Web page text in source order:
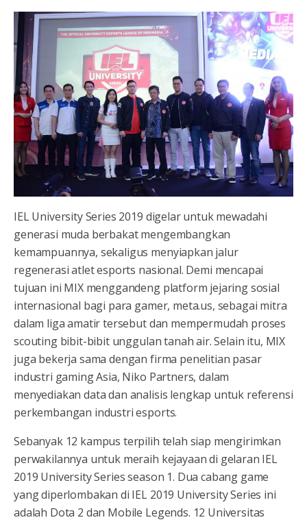
IEL University Series 2019 digelar untuk mewadahi
generasi muda berbakat mengembangkan
kemampuannya, sekaligus menyiapkan jalur
regenerasi atlet esports nasional. Demi mencapai
tujuan ini MIX menggandeng platform jejaring sosial
internasional bagi para gamer, meta.us, sebagai mitra
dalam liga amatir tersebut dan mempermudah proses
scouting bibit-bibit unggulan tanah air. Selain itu, MIX
juga bekerja sama dengan firma penelitian pasar
industri gaming Asia, Niko Partners, dalam
menyediakan data dan analisis lengkap untuk referensi
perkembangan industri esports.
Sebanyak 12 kampus terpilih telah siap mengirimkan
perwakilannya untuk meraih kejayaan di gelaran IEL
2019 University Series season 1. Dua cabang game
yang diperlombakan di IEL 2019 University Series ini
adalah Dota 2 dan Mobile Legends. 12 Universitas